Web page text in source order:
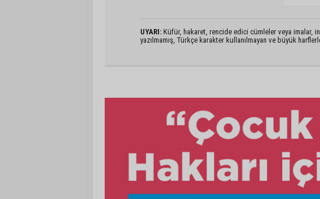
UYARI: Küfür, hakaret, rencide edici cümleler veya imalar,
yazılmamış, Türkçe karakter kullanılmayan ve büyük